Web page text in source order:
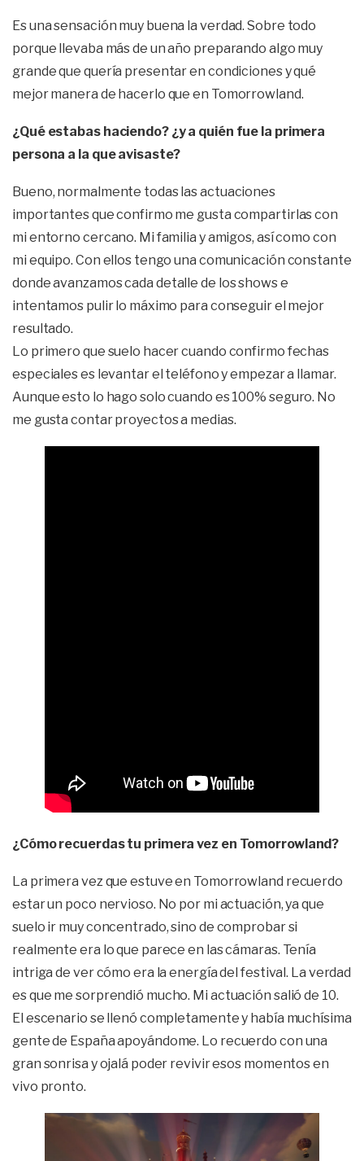
Es una sensación muy buena la verdad. Sobre todo
porque llevaba más de un año preparando algo muy
grande que quería presentar en condiciones y qué
mejor manera de hacerlo que en Tomorrowland.
¿Qué estabas haciendo? ¿y a quién fue la primera
persona a la que avisaste?
Bueno, normalmente todas las actuaciones
importantes que confirmo me gusta compartirlas con
mi entorno cercano. Mi familia y amigos, así como con
mi equipo. Con ellos tengo una comunicación constante
donde avanzamos cada detalle de los shows e
intentamos pulir lo máximo para conseguir el mejor
resultado.
Lo primero que suelo hacer cuando confirmo fechas
especiales es levantar el teléfono y empezar a llamar.
Aunque esto lo hago solo cuando es 100% seguro. No
me gusta contar proyectos a medias.
¿Cómo recuerdas tu primera vez en Tomorrowland?
La primera vez que estuve en Tomorrowland recuerdo
estar un poco nervioso. No por mi actuación, ya que
suelo ir muy concentrado, sino de comprobar si
realmente era lo que parece en las cámaras. Tenía
intriga de ver cómo era la energía del festival. La verdad
es que me sorprendió mucho. Mi actuación salió de 10.
El escenario se llenó completamente y había muchísima
gente de España apoyándome. Lo recuerdo con una
gran sonrisa y ojalá poder revivir esos momentos en
vivo pronto.